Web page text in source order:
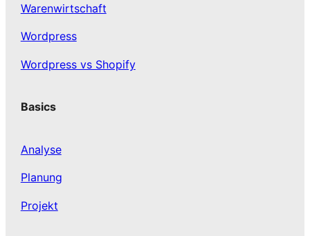
Warenwirtschaft
Wordpress
Wordpress vs Shopify
Basics
Analyse
Planung
Projekt